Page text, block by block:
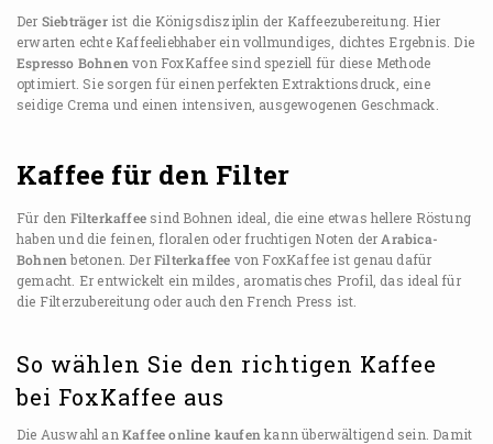
Der Siebträgerist die Königsdisziplin der Kaffeezubereitung. Hier
erwarten echte Kaffeeliebhaber ein vollmundiges, dichtes Ergebnis. Die
Espresso Bohnen von FoxKaffee sind speziell für diese Methode
optimiert. Sie sorgen für einen perfekten Extraktionsdruck, eine
seidige Crema und einen intensiven, ausgewogenen Geschmack.
Kaffee für den Filter
Für den Filterkaffee sind Bohnen ideal, die eine etwas hellere Röstung
haben und die feinen, floralen oder fruchtigen Noten der Arabica-
Bohnen betonen. DerFilterkaffee von FoxKaffee ist genau dafür
gemacht. Er entwickelt ein mildes, aromatisches Profil, das ideal für
die Filterzubereitung oder auch den French Press ist.
So wählen Sie den richtigen Kaffee
bei FoxKaffee aus
Die Auswahl an Kaffee online kaufen kann überwältigend sein. Damit